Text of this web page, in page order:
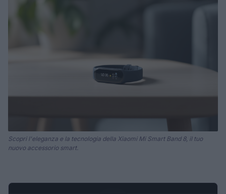
Scopri l'eleganza e la tecnologia della Xiaomi Mi Smart Band 8, il tuo
nuovo accessorio smart.